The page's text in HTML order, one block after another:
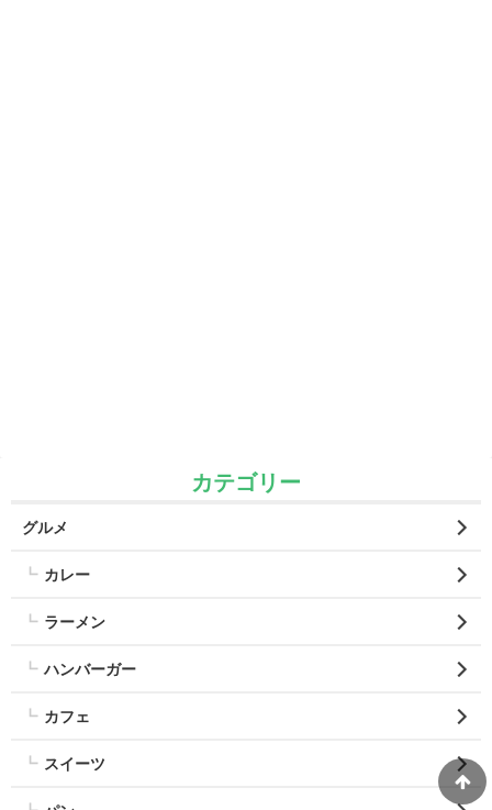
カテゴリー
グルメ
カレー
ラーメン
ハンバーガー
カフェ
スイーツ